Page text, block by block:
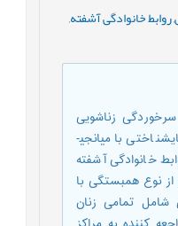
روابط خانوادگی آشفته,
زناشویی
براساس کیفیت روابط و تحریف­های­شناختی با میانجی­
خانوادگی آشفته
نوع همبستگی با
تمامی زنان